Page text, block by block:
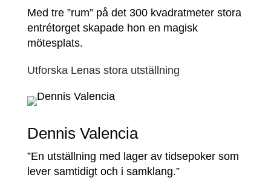
Med tre ”rum” på det 300 kvadratmeter stora
entrétorget skapade hon en magisk
mötesplats.
Utforska Lenas stora utställning
Dennis Valencia
”En utställning med lager av tidsepoker som
lever samtidigt och i samklang.”